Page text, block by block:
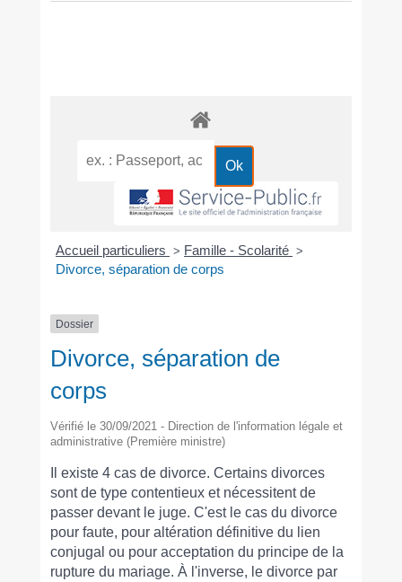
Accueil particuliers > Famille - Scolarité >
Divorce, séparation de corps
Dossier
Divorce, séparation de
corps
Vérifié le 30/09/2021 - Direction de l'information légale et
administrative (Première ministre)
Il existe 4 cas de divorce. Certains divorces
sont de type contentieux et nécessitent de
passer devant le juge. C'est le cas du divorce
pour faute, pour altération définitive du lien
conjugal ou pour acceptation du principe de la
rupture du mariage. À l'inverse, le divorce par